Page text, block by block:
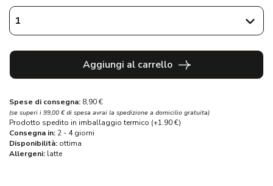
Aggiungi al carrello
Spese di consegna: 8,90 €
(se superi i 99,00 € di spesa avrai la spedizione a domicilio gratuita)
Prodotto spedito in imballaggio termico (+1.90 €)
Consegna in: 2 - 4 giorni
Disponibilità: ottima
Allergeni: latte